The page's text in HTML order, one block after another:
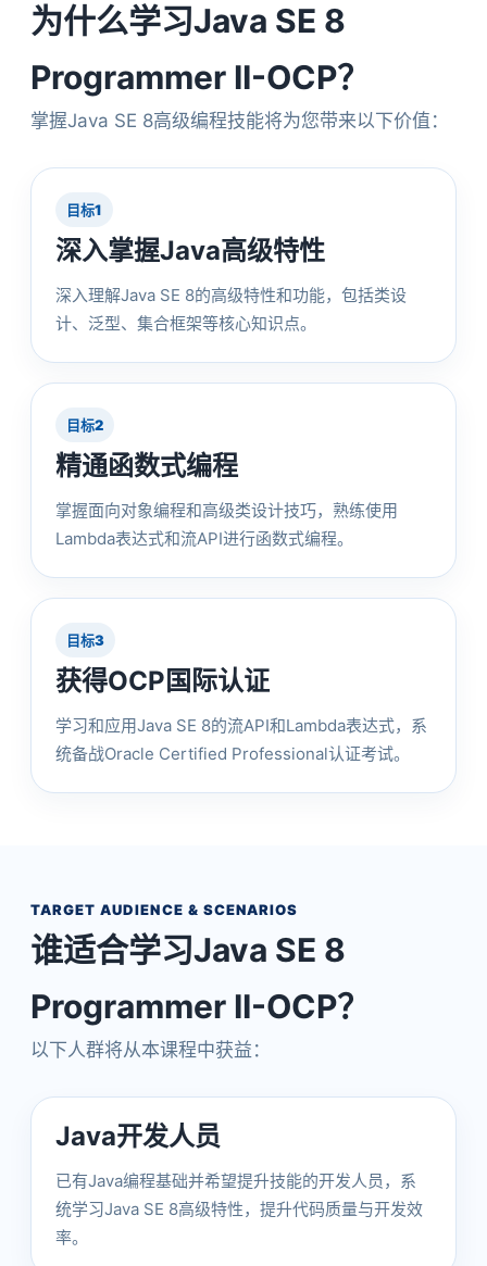
为什么学习Java SE 8
Programmer II-OCP？
掌握Java SE 8高级编程技能将为您带来以下价值：
目标1
深入掌握Java高级特性
深入理解Java SE 8的高级特性和功能，包括类设
计、泛型、集合框架等核心知识点。
目标2
精通函数式编程
掌握面向对象编程和高级类设计技巧，熟练使用
Lambda表达式和流API进行函数式编程。
目标3
获得OCP国际认证
学习和应用Java SE 8的流API和Lambda表达式，系
统备战Oracle Certified Professional认证考试。
TARGET AUDIENCE & SCENARIOS
谁适合学习Java SE 8
Programmer II-OCP？
以下人群将从本课程中获益：
Java开发人员
已有Java编程基础并希望提升技能的开发人员，系
统学习Java SE 8高级特性，提升代码质量与开发效
率。